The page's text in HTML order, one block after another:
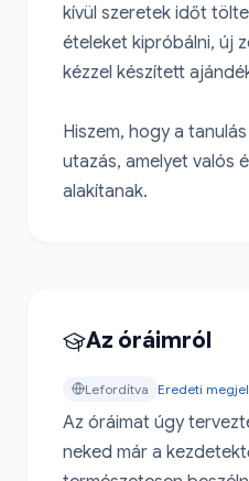
kívül szeretek időt
ételeket kipróbálni, új
kézzel készített
Hiszem, hogy a
utazás, amelyet valós
alakítanak.
Az óráimról
Lefordítva Eredeti
Az óráimat úgy
neked már a